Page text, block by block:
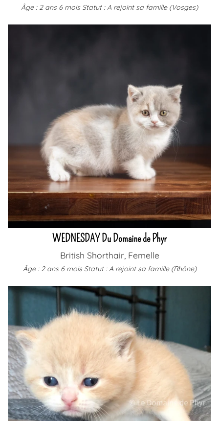
Âge : 2 ans 6 mois Statut : A rejoint sa famille (Vosges)
WEDNESDAY Du Domaine de Phyr
British Shorthair, Femelle
Âge : 2 ans 6 mois Statut : A rejoint sa famille (Rhône)